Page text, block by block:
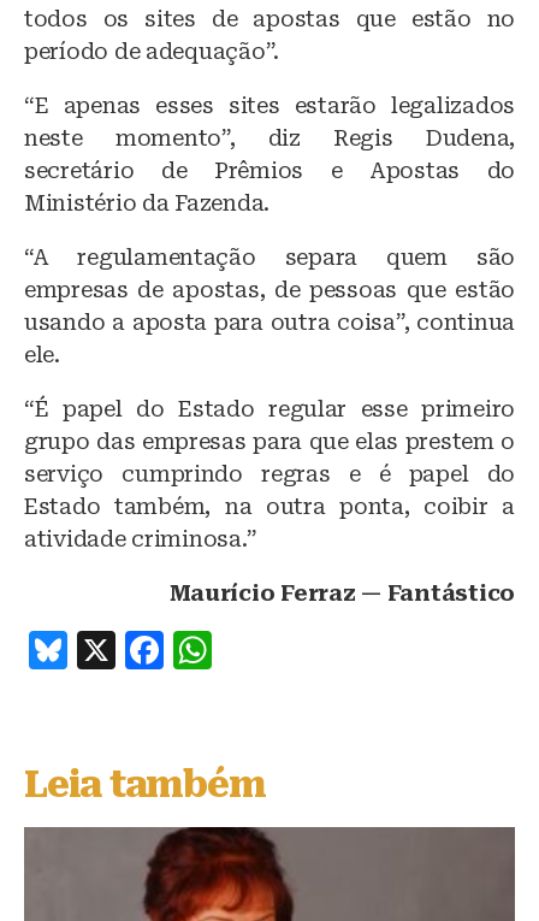
todos os sites de apostas que estão no
período de adequação”.
“E apenas esses sites estarão legalizados
neste momento”, diz Regis Dudena,
secretário de Prêmios e Apostas do
Ministério da Fazenda.
“A regulamentação separa quem são
empresas de apostas, de pessoas que estão
usando a aposta para outra coisa”, continua
ele.
“É papel do Estado regular esse primeiro
grupo das empresas para que elas prestem o
serviço cumprindo regras e é papel do
Estado também, na outra ponta, coibir a
atividade criminosa.”
Maurício Ferraz — Fantástico
B
s
k
y
X
F
e
b
o
o
s
A
p
p
Leia também